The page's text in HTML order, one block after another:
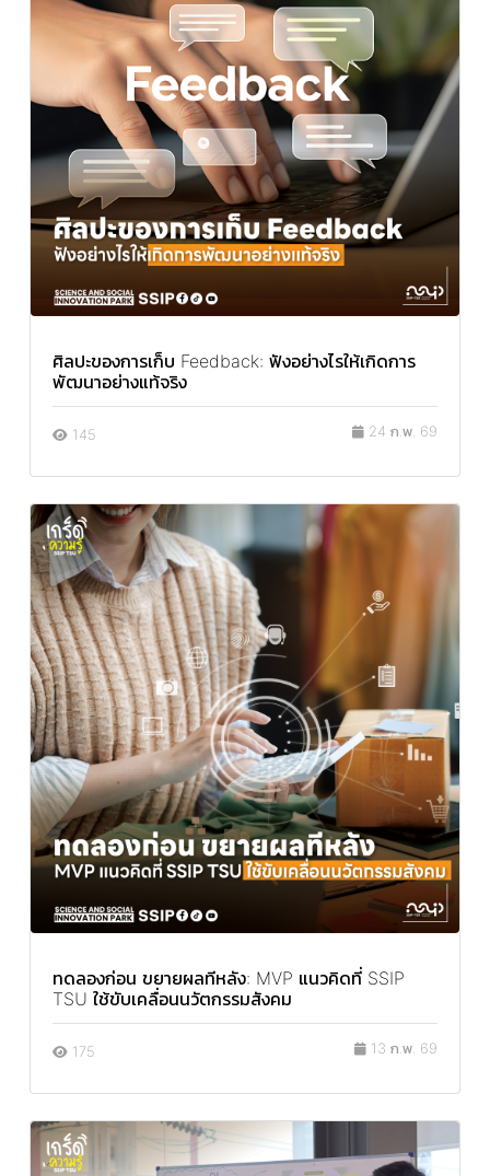
ศิลปะของการเก็บ Feedback: ฟังอย่างไรให้เกิดการ
พัฒนาอย่างแท้จริง
145 24 ก.พ. 69
ทดลองก่อน ขยายผลทีหลัง: MVP แนวคิดที่ SSIP
TSU ใช้ขับเคลื่อนนวัตกรรมสังคม
175 13 ก.พ. 69